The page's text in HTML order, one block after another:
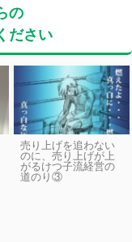
の
ださい
売り上げを追わない
のに、売り上げが上
がるけつ子流経営の
道のり③